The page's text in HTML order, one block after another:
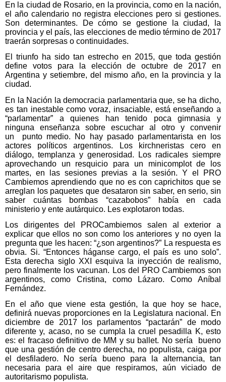
En la ciudad de Rosario, en la provincia, como en la nación,
el año calendario no registra elecciones pero si gestiones.
Son determinantes. De cómo se gestione la ciudad, la
provincia y el país, las elecciones de medio término de 2017
traerán sorpresas o continuidades.
El triunfo ha sido tan estrecho en 2015, que toda gestión
define votos para la elección de octubre de 2017 en
Argentina y setiembre, del mismo año, en la provincia y la
ciudad.
En la Nación la democracia parlamentaria que, se ha dicho,
es tan inestable como voraz, insaciable, está enseñando a
“parlamentar” a quienes han tenido poca gimnasia y
ninguna enseñanza sobre escuchar al otro y convenir
un punto medio. No hay pasado parlamentarista en los
actores políticos argentinos. Los kirchneristas cero en
diálogo, templanza y generosidad. Los radicales siempre
aprovechando un resquicio para un minicomplot de los
martes, en las sesiones previas a la sesión. Y el PRO
Cambiemos aprendiendo que no es con caprichitos que se
arreglan los paquetes que desataron sin saber, en serio, sin
saber cuántas bombas “cazabobos” había en cada
ministerio y ente autárquico. Les explotaron todas.
Los dirigentes del PROCambiemos salen al exterior a
explicar que ellos no son como los anteriores y no oyen la
pregunta que les hacen: “¿son argentinos?” La respuesta es
obvia. Si. “Entonces háganse cargo, el país es uno solo”.
Esta derecha siglo XXI esquiva la inyección de realismo,
pero finalmente los vacunan. Los del PRO Cambiemos son
argentinos, como Cristina, como Lázaro. Como Aníbal
Fernández.
En el año que viene esta gestión, la que hoy se hace,
definirá nuevas proporciones en la Legislatura nacional. En
diciembre de 2017 los parlamentos “pactarán” de modo
diferente y, acaso, no se cumpla la cruel pesadilla K, esto
es: el fracaso definitivo de MM y su ballet. No sería bueno
que una gestión de centro derecha, no populista, caiga por
el desfiladero. No sería bueno para la alternancia, tan
necesaria para el aire que respiramos, aún viciado de
autoritarismo populista.